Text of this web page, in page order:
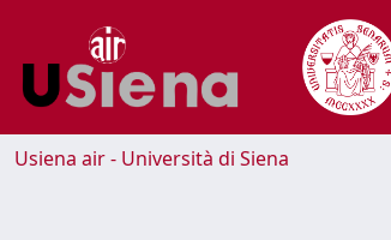
Usiena air - Università di Siena